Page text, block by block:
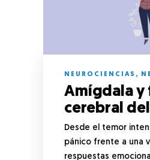
NEUROCIENCIAS ,
Amígdala y
cerebral
Desde el temor
pánico frente a una
respuestas